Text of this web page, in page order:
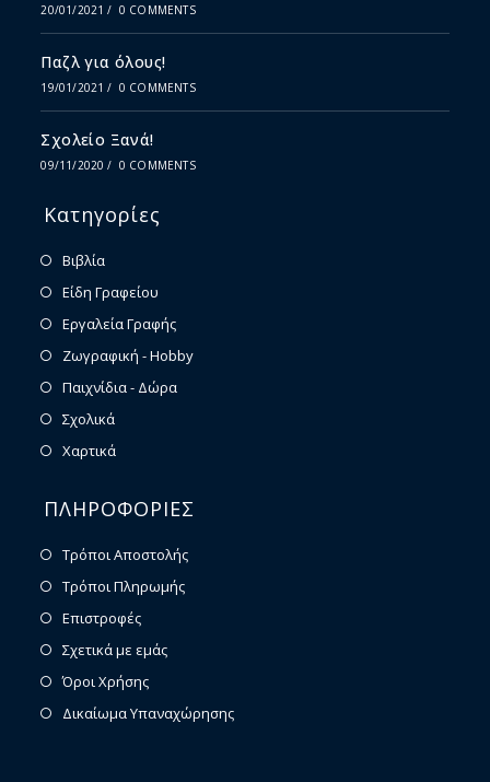
20/01/2021 / 0 COMMENTS
Παζλ για όλους!
19/01/2021 / 0 COMMENTS
Σχολείο Ξανά!
09/11/2020 / 0 COMMENTS
Κατηγορίες
Βιβλία
Είδη Γραφείου
Εργαλεία Γραφής
Ζωγραφική - Hobby
Παιχνίδια - Δώρα
Σχολικά
Χαρτικά
ΠΛΗΡΟΦΟΡΙΕΣ
Τρόποι Αποστολής
Τρόποι Πληρωμής
Επιστροφές
Σχετικά με εμάς
Όροι Χρήσης
Δικαίωμα Υπαναχώρησης